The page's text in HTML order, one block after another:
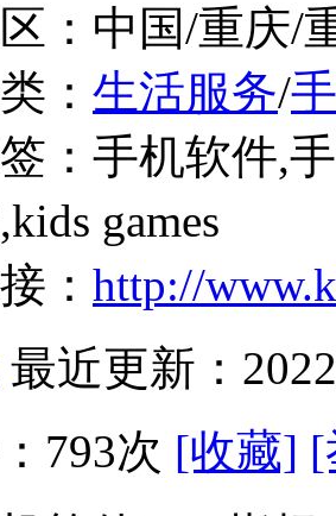
： 中国/重庆/
： 生活服务/
： 手机软件,
games
： http://
最近更新：
793次 [收藏] [